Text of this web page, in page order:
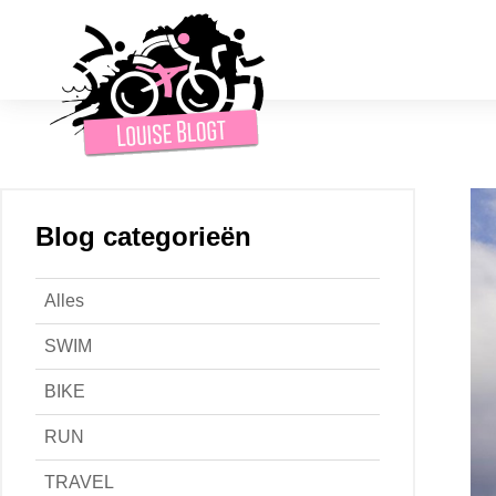
Blog categorieën
Alles
SWIM
BIKE
RUN
TRAVEL